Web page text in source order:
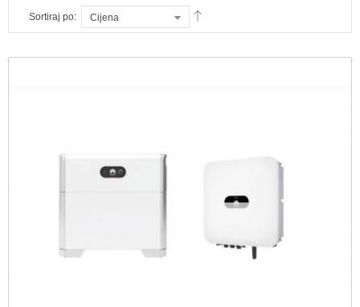
Sortiraj po: Cijena